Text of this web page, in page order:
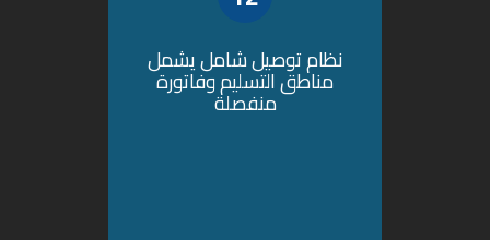
نظام توصيل شامل يشمل
مناطق التسليم وفاتورة
منفصلة